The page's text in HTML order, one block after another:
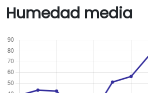
Humedad media